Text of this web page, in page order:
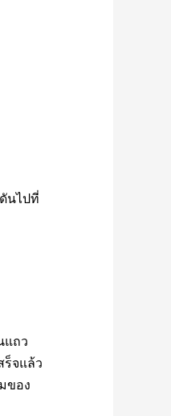
นไปที่
แถว
ร็จแล้ว
ของ